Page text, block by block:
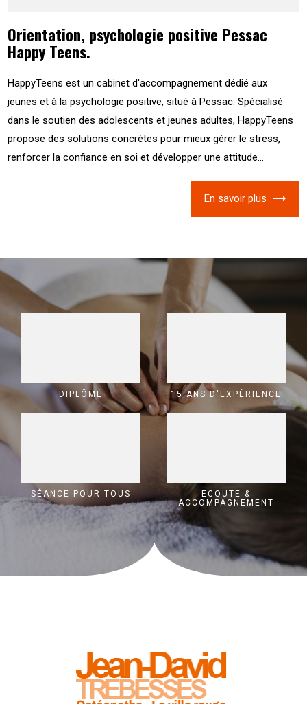
Orientation, psychologie positive Pessac
Happy Teens.
HappyTeens est un cabinet d'accompagnement dédié aux
jeunes et à la psychologie positive, situé à Pessac. Spécialisé
dans le soutien des adolescents et jeunes adultes, HappyTeens
propose des solutions concrètes pour mieux gérer le stress,
renforcer la confiance en soi et développer une attitude...
En savoir plus
DIPLÔMÉ 15 ANS D'EXPÉRIENCE
SÉANCE POUR TOUS
ECOUTE &
ACCOMPAGNEMENT